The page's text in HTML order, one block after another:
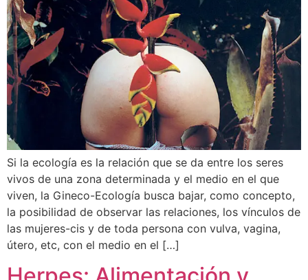
Si la ecología es la relación que se da entre los seres
vivos de una zona determinada y el medio en el que
viven, la Gineco-Ecología busca bajar, como concepto,
la posibilidad de observar las relaciones, los vínculos de
las mujeres-cis y de toda persona con vulva, vagina,
útero, etc, con el medio en el […]